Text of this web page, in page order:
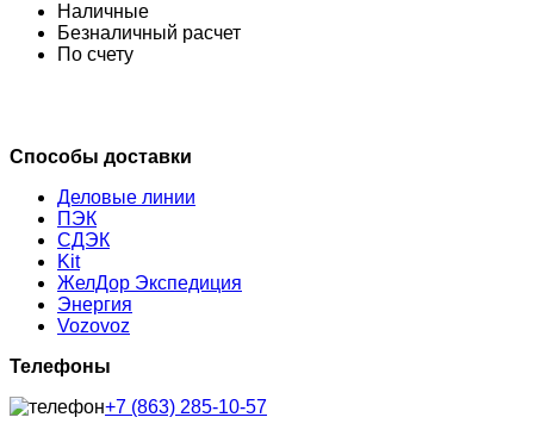
Наличные
Безналичный расчет
По счету
Способы доставки
Деловые линии
ПЭК
СДЭК
Kit
ЖелДор Экспедиция
Энергия
Vozovoz
Телефоны
+7 (863) 285-10-57